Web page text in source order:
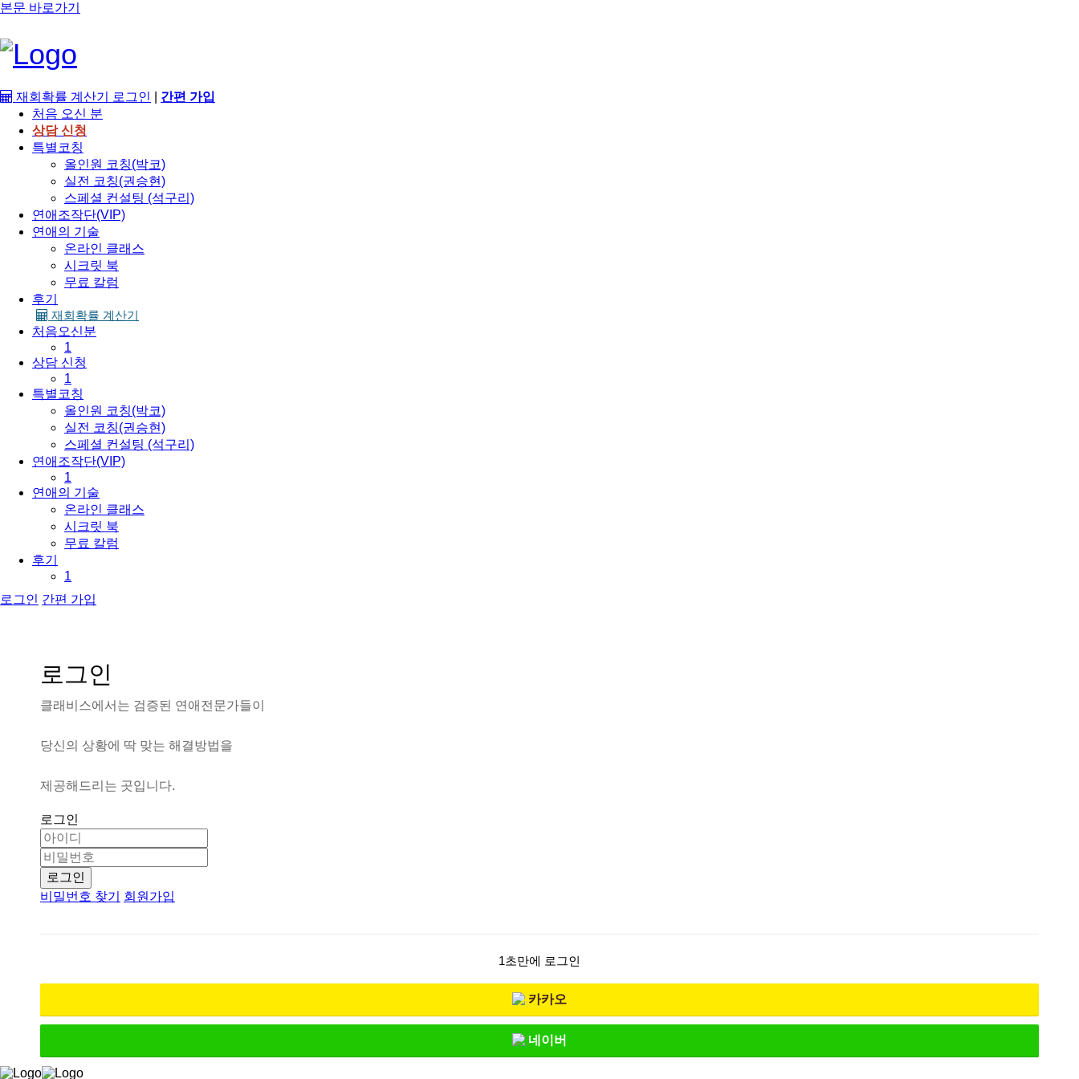
본문 바로가기
재회확률 계산기 로그인
간편 가입
처음 오신 분
상담 신청
특별코칭
올인원 코칭(박코)
실전 코칭(권승현)
스페셜 컨설팅 (석구리)
연애조작단(VIP)
연애의 기술
온라인 클래스
시크릿 북
무료 칼럼
후기
재회확률 계산기
처음오신분
1
상담 신청
1
특별코칭
올인원 코칭(박코)
실전 코칭(권승현)
스페셜 컨설팅 (석구리)
연애조작단(VIP)
1
연애의 기술
온라인 클래스
시크릿 북
무료 칼럼
후기
1
로그인 간편 가입
로 그인
클래 비 스에 서 는 검증된 연 애 전 문가들이
당신 의 상황에 딱 맞는 해 결방법을
제 공해 드리 는 곳입니 다.
로그인
로그인
비밀번호 찾기
회원가입
1초만에 로그인
카카오
네이버